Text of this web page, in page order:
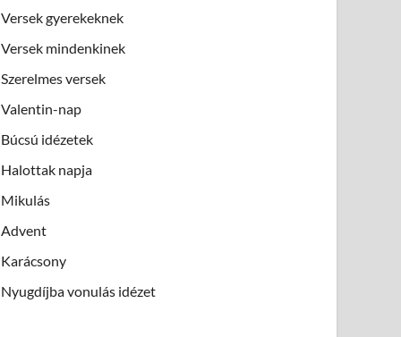
Versek gyerekeknek
Versek mindenkinek
Szerelmes versek
Valentin-nap
Búcsú idézetek
Halottak napja
Mikulás
Advent
Karácsony
Nyugdíjba vonulás idézet